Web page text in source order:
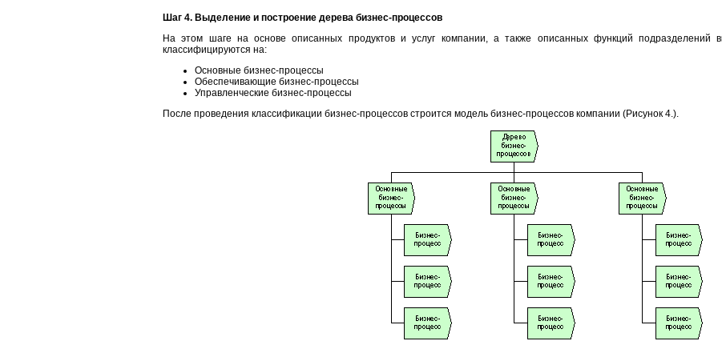
Шаг 4. Выделение и построение дерева бизнес-процессов
На этом шаге на основе описанных продуктов и услуг компании, а также описанных функций подразделений
классифицируются на:
Основные бизнес-процессы
Обеспечивающие бизнес-процессы
Управленческие бизнес-процессы
После проведения классификации бизнес-процессов строится модель бизнес-процессов компании (Рисунок 4.).